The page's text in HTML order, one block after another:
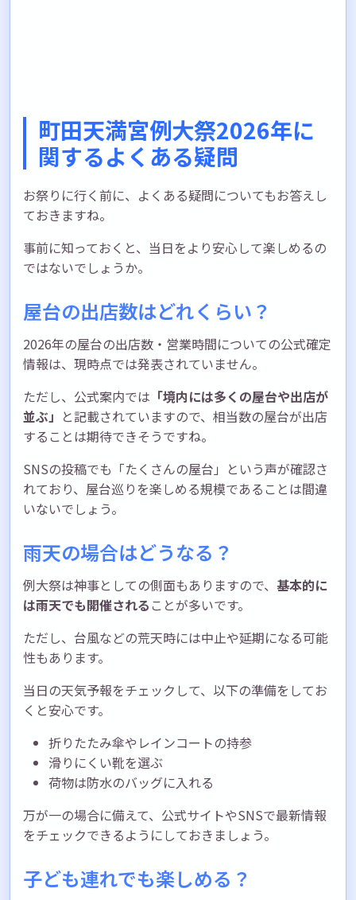
町田天満宮例大祭2026年に
関するよくある疑問
お祭りに行く前に、よくある疑問についてもお答えし
ておきますね。
事前に知っておくと、当日をより安心して楽しめるの
ではないでしょうか。
屋台の出店数はどれくらい？
2026年の屋台の出店数・営業時間についての公式確定
情報は、現時点では発表されていません。
ただし、公式案内では 「境内には多くの屋台や出店が
並ぶ」 と記載されていますので、相当数の屋台が出店
することは期待できそうですね。
SNSの投稿でも「たくさんの屋台」という声が確認さ
れており、屋台巡りを楽しめる規模であることは間違
いないでしょう。
雨天の場合はどうなる？
例大祭は神事としての側面もありますので、 基本的に
は雨天でも開催される ことが多いです。
ただし、台風などの荒天時には中止や延期になる可能
性もあります。
当日の天気予報をチェックして、以下の準備をしてお
くと安心です。
折りたたみ傘やレインコートの持参
滑りにくい靴を選ぶ
荷物は防水のバッグに入れる
万が一の場合に備えて、公式サイトやSNSで最新情報
をチェックできるようにしておきましょう。
子ども連れでも楽しめる？